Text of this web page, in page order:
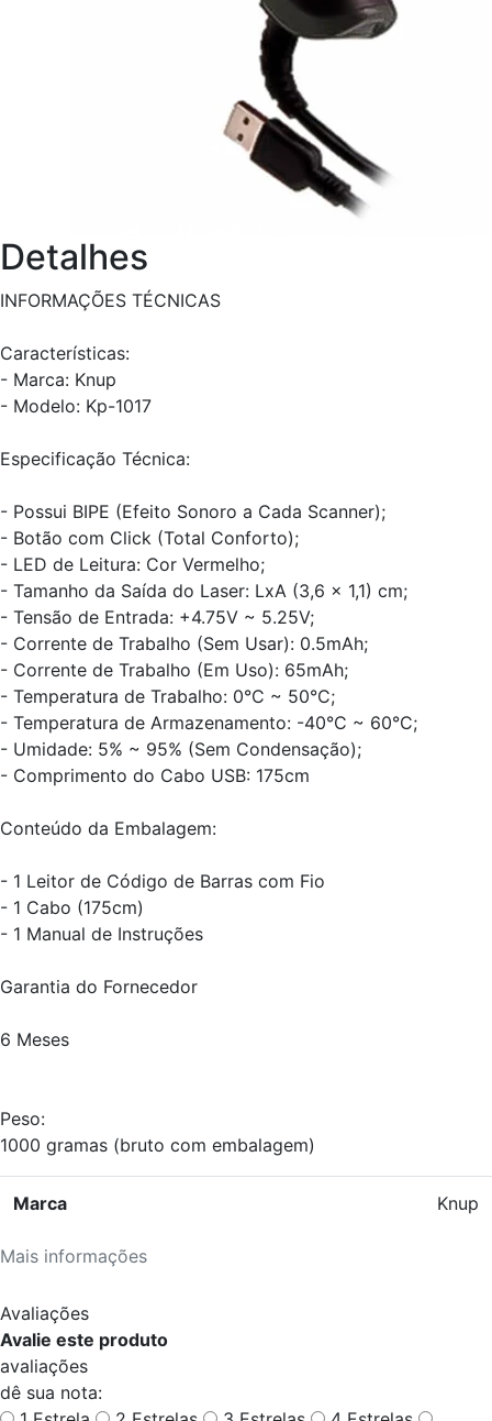
Detalhes
INFORMAÇÕES TÉCNICAS
Características:
- Marca: Knup
- Modelo: Kp-1017
Especificação Técnica:
- Possui BIPE (Efeito Sonoro a Cada Scanner);
- Botão com Click (Total Conforto);
- LED de Leitura: Cor Vermelho;
- Tamanho da Saída do Laser: LxA (3,6 x 1,1) cm;
- Tensão de Entrada: +4.75V ~ 5.25V;
- Corrente de Trabalho (Sem Usar): 0.5mAh;
- Corrente de Trabalho (Em Uso): 65mAh;
- Temperatura de Trabalho: 0°C ~ 50°C;
- Temperatura de Armazenamento: -40°C ~ 60°C;
- Umidade: 5% ~ 95% (Sem Condensação);
- Comprimento do Cabo USB: 175cm
Conteúdo da Embalagem:
- 1 Leitor de Código de Barras com Fio
- 1 Cabo (175cm)
- 1 Manual de Instruções
Garantia do Fornecedor
6 Meses
Peso:
1000 gramas (bruto com embalagem)
Mais informações
Marca Knup
Avaliações
Avalie este produto
avaliações
dê sua nota: